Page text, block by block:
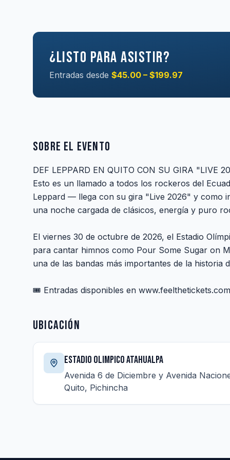
¿Listo para asistir?
Entradas desde $45.00 – $199.97
Sobre el evento
DEF LEPPARD EN QUITO CON SU GIRA "LIVE
Esto es un llamado a todos los rockeros del
Leppard — llega con su gira "Live 2026" y como
una noche cargada de clásicos, energía y puro
El viernes 30 de octubre de 2026, el Estadio
para cantar himnos como Pour Some Sugar on
una de las bandas más importantes de la historia
🎟️ Entradas disponibles en www.feelthetickets.com
Ubicación
Estadio Olimpico Atahualpa
Avenida 6 de Diciembre y Avenida
Quito, Pichincha